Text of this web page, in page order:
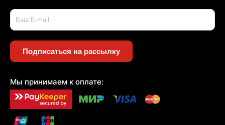
Подписаться на рассылку
Мы принимаем к оплате: